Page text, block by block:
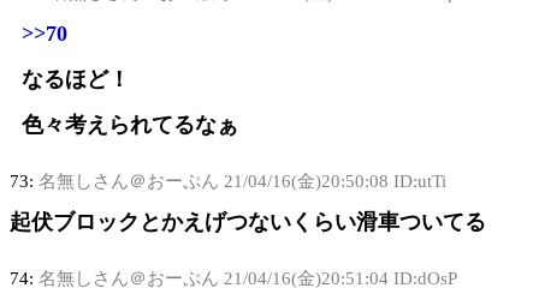
>>70
なるほど！
色々考えられてるなぁ
73: 名無しさん＠おーぷん 21/04/16(金)20:50:08 ID:utTi
起伏ブロックとかえげつないくらい滑車ついてる
74: 名無しさん＠おーぷん 21/04/16(金)20:51:04 ID:dOsP